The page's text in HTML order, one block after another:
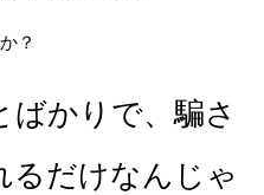
？
ばかりで、騙さ
るだけなんじゃ